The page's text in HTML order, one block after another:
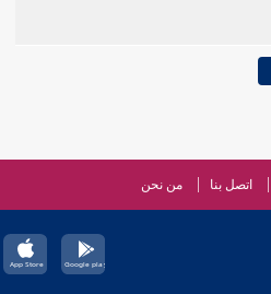
اتصل بنا من نحن